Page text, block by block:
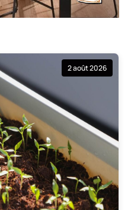
2 août 2026